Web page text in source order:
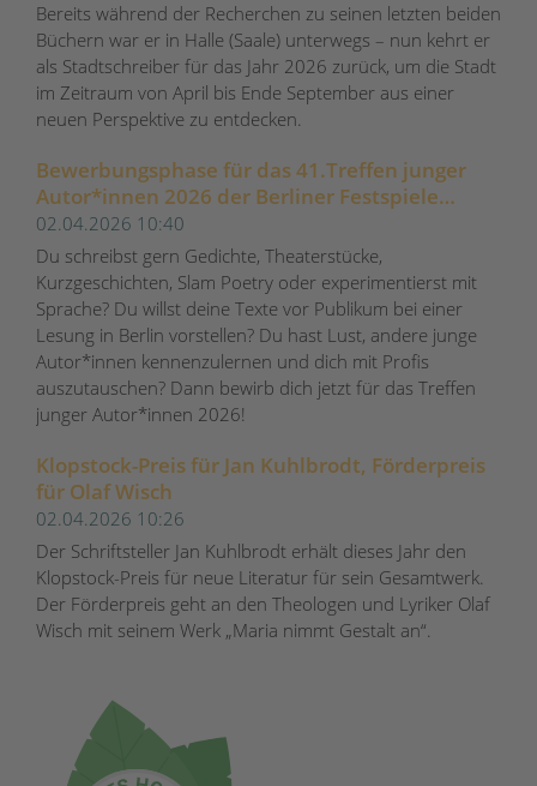
Bereits während der Recherchen zu seinen letzten beiden
Büchern war er in Halle (Saale) unterwegs – nun kehrt er
als Stadtschreiber für das Jahr 2026 zurück, um die Stadt
im Zeitraum von April bis Ende September aus einer
neuen Perspektive zu entdecken.
Bewerbungsphase für das 41.Treffen junger
Autor*innen 2026 der Berliner Festspiele
gestartet
02.04.2026 10:40
Du schreibst gern Gedichte, Theaterstücke,
Kurzgeschichten, Slam Poetry oder experimentierst mit
Sprache? Du willst deine Texte vor Publikum bei einer
Lesung in Berlin vorstellen? Du hast Lust, andere junge
Autor*innen kennenzulernen und dich mit Profis
auszutauschen? Dann bewirb dich jetzt für das Treffen
junger Autor*innen 2026!
Klopstock-Preis für Jan Kuhlbrodt, Förderpreis
für Olaf Wisch
02.04.2026 10:26
Der Schriftsteller Jan Kuhlbrodt erhält dieses Jahr den
Klopstock-Preis für neue Literatur für sein Gesamtwerk.
Der Förderpreis geht an den Theologen und Lyriker Olaf
Wisch mit seinem Werk „Maria nimmt Gestalt an“.